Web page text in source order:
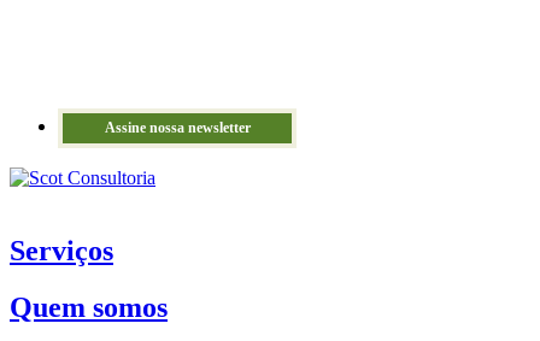
Assine nossa newsletter
Serviços
Quem somos